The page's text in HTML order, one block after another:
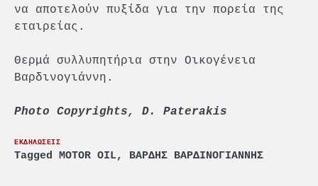
να αποτελούν πυξίδα για την πορεία της
εταιρείας.
Θερμά συλλυπητήρια στην Οικογένεια
Βαρδινογιάννη.
Photo Copyrights, D. Paterakis
ΕΚΔΗΛΩΣΕΙΣ
Tagged MOTOR OIL, ΒΑΡΔΗΣ ΒΑΡΔΙΝΟΓΙΑΝΝΗΣ